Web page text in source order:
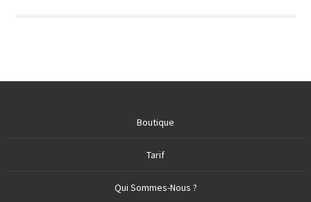
Boutique
Tarif
Qui Sommes-Nous ?